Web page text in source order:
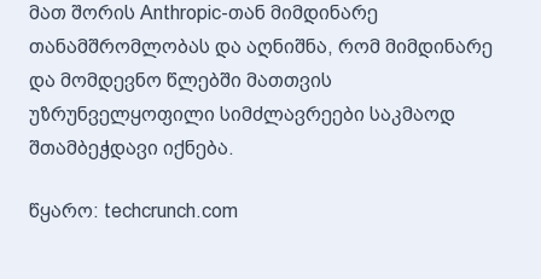
მათ შორის Anthropic-თან მიმდინარე
თანამშრომლობას და აღნიშნა, რომ მიმდინარე
და მომდევნო წლებში მათთვის
უზრუნველყოფილი სიმძლავრეები საკმაოდ
შთამბეჭდავი იქნება.
წყარო: techcrunch.com